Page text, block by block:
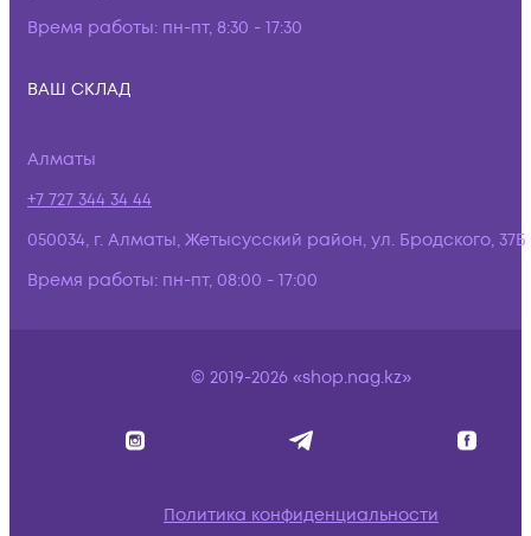
Время работы: пн-пт, 8:30 - 17:30
ВАШ СКЛАД
Алматы
+7 727 344 34 44
050034, г. Алматы, Жетысусский район, ул. Бродского, 37Б
Время работы: пн-пт, 08:00 - 17:00
© 2019-2026 «shop.nag.kz»
Политика конфиденциальности